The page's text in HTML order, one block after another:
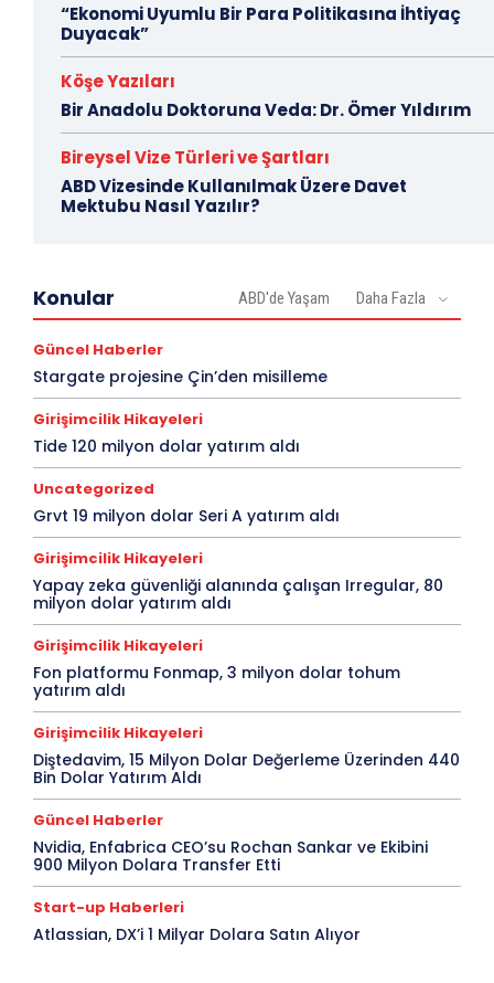
“Ekonomi Uyumlu Bir Para Politikasına İhtiyaç
Duyacak”
Köşe Yazıları
Bir Anadolu Doktoruna Veda: Dr. Ömer Yıldırım
Bireysel Vize Türleri ve Şartları
ABD Vizesinde Kullanılmak Üzere Davet
Mektubu Nasıl Yazılır?
Konular ABD'de Yaşam Daha Fazla
Güncel Haberler
Stargate projesine Çin’den misilleme
Girişimcilik Hikayeleri
Tide 120 milyon dolar yatırım aldı
Uncategorized
Grvt 19 milyon dolar Seri A yatırım aldı
Girişimcilik Hikayeleri
Yapay zeka güvenliği alanında çalışan Irregular, 80
milyon dolar yatırım aldı
Girişimcilik Hikayeleri
Fon platformu Fonmap, 3 milyon dolar tohum
yatırım aldı
Girişimcilik Hikayeleri
Diştedavim, 15 Milyon Dolar Değerleme Üzerinden 440
Bin Dolar Yatırım Aldı
Güncel Haberler
Nvidia, Enfabrica CEO’su Rochan Sankar ve Ekibini
900 Milyon Dolara Transfer Etti
Start-up Haberleri
Atlassian, DX’i 1 Milyar Dolara Satın Alıyor